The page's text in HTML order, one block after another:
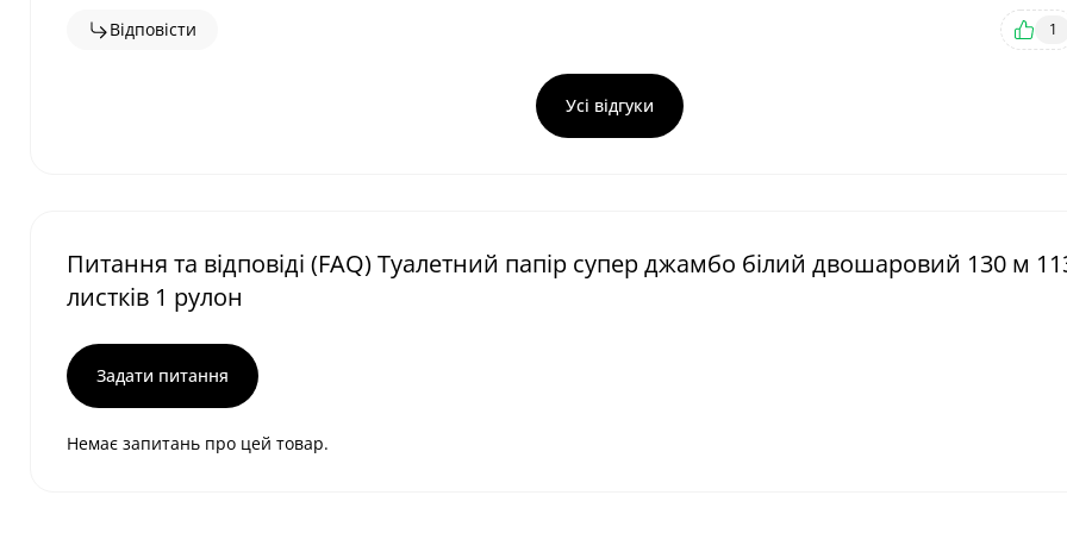
Відповісти 1
Усі відгуки
Питання та відповіді (FAQ) Туалетний папір супер джамбо білий двошаровий 130 м
листків 1 рулон
Задати питання
Немає запитань про цей товар.